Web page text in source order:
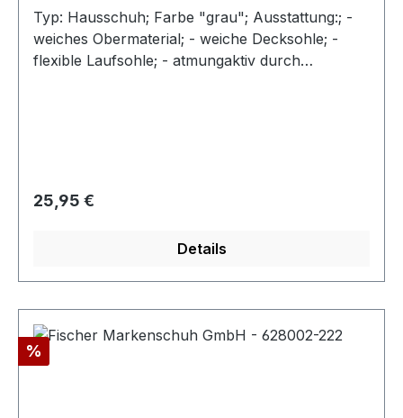
Typ: Hausschuh; Farbe "grau"; Ausstattung:; -
weiches Obermaterial; - weiche Decksohle; -
flexible Laufsohle; - atmungaktiv durch
Regulärer Preis:
25,95 €
Details
Rabatt
%